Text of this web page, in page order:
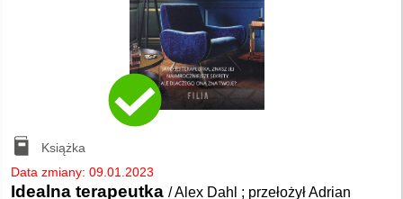
Książka
Data zmiany: 09.01.2023
Idealna terapeutka / Alex Dahl ; przełożył Adrian